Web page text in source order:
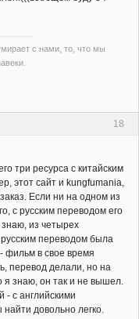
с нами, то, что мы
18
три ресурса с китайским
этот сайт и kungfumania,
Если ни на одном из
с русским переводом его
знаю, из четырех
переводом была
фильм в свое время
перевод делали, но на
я знаю, он так и не вышел.
- с английскими
довольно легко.